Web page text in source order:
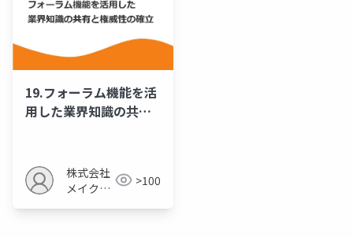
19.フォーラム機能を活
用した業界知識の共有
株式会社
メイクア
>100